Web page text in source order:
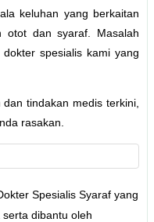
keluhan yang berkaitan
otot dan syaraf. Masalah
spesialis kami yang
tindakan medis terkini,
rasakan.
Spesialis Syaraf yang
dibantu oleh